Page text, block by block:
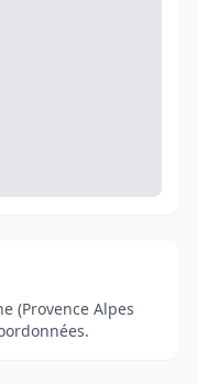
(Provence Alpes